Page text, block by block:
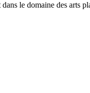
le domaine des arts